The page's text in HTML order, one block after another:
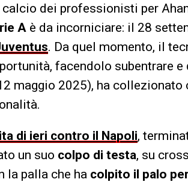
dei professionisti per
A è da incorniciare: il 28
. Da quel momento, il
facendolo subentrare
maggio 2025), ha collezionato
di ieri contro il Napoli,
un suo colpo di testa, su
la palla che ha colpito il palo